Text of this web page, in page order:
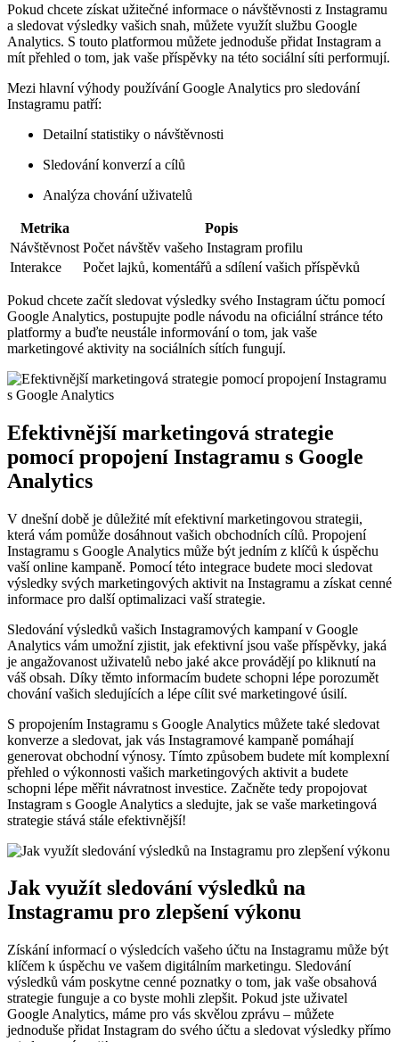
Pokud chcete získat užitečné informace o návštěvnosti z Instagramu
a sledovat výsledky vašich snah, můžete využít službu Google
Analytics. S touto platformou můžete jednoduše přidat Instagram a
mít přehled o tom, jak vaše příspěvky na této sociální síti performují.
Mezi hlavní výhody používání Google Analytics pro sledování
Instagramu patří:
Detailní statistiky o návštěvnosti
Sledování konverzí a cílů
Analýza chování uživatelů
Metrika
Popis
Návštěvnost Počet návštěv vašeho Instagram profilu
Interakce
Počet lajků, komentářů a sdílení vašich příspěvků
Pokud chcete začít sledovat výsledky svého Instagram účtu pomocí
Google Analytics, postupujte podle návodu na oficiální stránce této
platformy a buďte neustále informování o tom, jak vaše
marketingové aktivity na sociálních sítích fungují.
Efektivnější marketingová strategie
pomocí propojení Instagramu s Google
Analytics
V dnešní době je důležité mít efektivní marketingovou strategii,
která vám pomůže dosáhnout vašich obchodních cílů. Propojení
Instagramu s Google Analytics může být jedním z klíčů k úspěchu
vaší online kampaně. Pomocí této integrace budete moci sledovat
výsledky svých marketingových aktivit na Instagramu a získat cenné
informace pro další optimalizaci vaší strategie.
Sledování výsledků vašich Instagramových kampaní v Google
Analytics vám umožní zjistit, jak efektivní jsou vaše příspěvky, jaká
je angažovanost uživatelů nebo jaké akce provádějí po kliknutí na
váš obsah. Díky těmto informacím budete schopni lépe porozumět
chování vašich sledujících a lépe cílit své marketingové úsilí.
S propojením Instagramu s Google Analytics můžete také sledovat
konverze a sledovat, jak vás Instagramové kampaně pomáhají
generovat obchodní výnosy. Tímto způsobem budete mít komplexní
přehled o výkonnosti vašich marketingových aktivit a budete
schopni lépe měřit návratnost investice. Začněte tedy propojovat
Instagram s Google Analytics a sledujte, jak se vaše marketingová
strategie stává stále efektivnější!
Jak využít sledování výsledků na
Instagramu pro zlepšení výkonu
Získání informací o výsledcích vašeho účtu na Instagramu může být
klíčem k úspěchu ve vašem digitálním marketingu. Sledování
výsledků vám poskytne cenné poznatky o tom, jak vaše obsahová
strategie funguje a co byste mohli zlepšit. Pokud jste uživatel
Google Analytics, máme pro vás skvělou zprávu – můžete
jednoduše přidat Instagram do svého účtu a sledovat výsledky přímo